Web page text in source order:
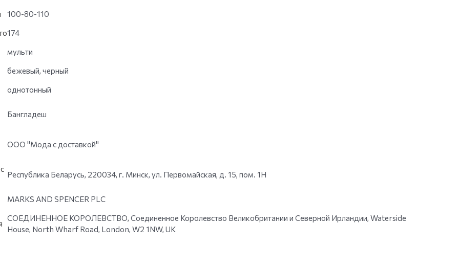
100-80-110
174
мульти
бежевый, черный
однотонный
Бангладеш
ООО "Мода с доставкой"
Республика Беларусь, 220034, г. Минск, ул. Первомайская, д. 15, пом. 1Н
MARKS AND SPENCER PLC
СОЕДИНЕННОЕ КОРОЛЕВСТВО, Соединенное Королевство Великобритании и Северной Ирландии, Waterside
House, North Wharf Road, London, W2 1NW, UK